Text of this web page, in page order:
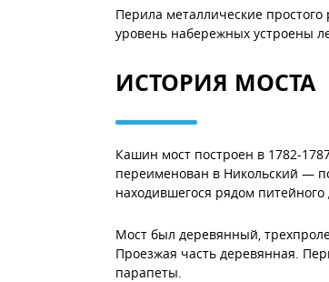
Перила металлические
уровень набережных устроены
ИСТОРИЯ МОСТА
Кашин мост построен в 1782-
переименован в Никольский —
находившегося рядом питейного
Мост был деревянный,
Проезжая часть деревянная.
парапеты.